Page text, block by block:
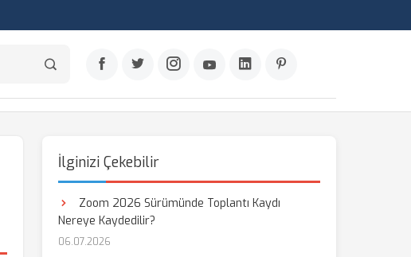
İlginizi Çekebilir
Zoom 2026 Sürümünde Toplantı Kaydı
Nereye Kaydedilir?
06.07.2026